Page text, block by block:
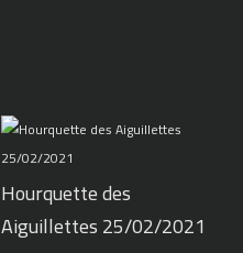
Hourquette des
Aiguillettes 25/02/2021